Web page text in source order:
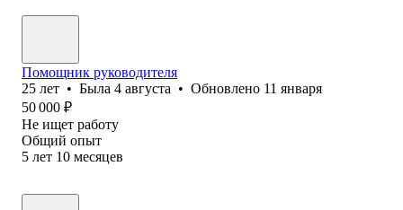
Помощник руководителя
25 лет • Была 4 августа • Обновлено 11 января
50 000 ₽
Не ищет работу
Общий опыт
5 лет 10 месяцев